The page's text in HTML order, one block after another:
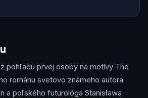
pohľadu prvej osoby na motívy The
románu svetovo známeho autora
poľského futurológa Stanisława